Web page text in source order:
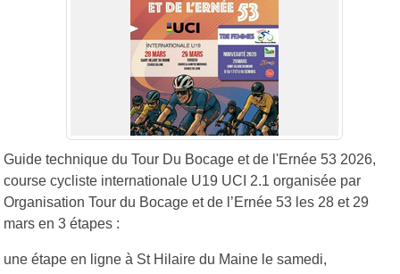
Guide technique du Tour Du Bocage et de l'Ernée 53 2026,
course cycliste internationale U19 UCI 2.1 organisée par
Organisation Tour du Bocage et de l’Ernée 53 les 28 et 29
mars en 3 étapes :
une étape en ligne à St Hilaire du Maine le samedi,